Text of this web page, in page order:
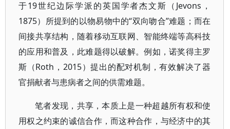
于19世纪边际学派的英国学者杰文斯（Jevons，
1875）所提到的以物易物中的“双向吻合”难题；而在
间接共享结构，随着移动互联网、智能终端等高科技
的应用和普及，此难题得以破解。例如，诺奖得主罗
斯（Roth，2015）提出的配对机制，有效解决了器
官捐献者与患病者之间的供需难题。
笔者发现，共享，本质上是一种超越所有权和使
用权之约束的诚信合作，而这种合作，与经济中的其